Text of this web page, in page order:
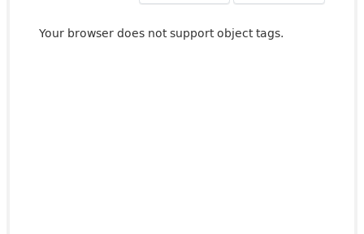
Your browser does not support object tags.